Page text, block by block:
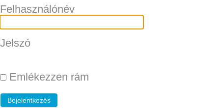
Felhasználónév
Jelszó
Emlékezzen rám